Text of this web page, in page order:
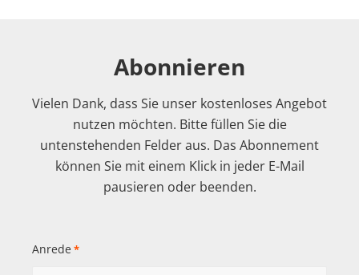
Abonnieren
Vielen Dank, dass Sie unser kostenloses Angebot
nutzen möchten. Bitte füllen Sie die
untenstehenden Felder aus. Das Abonnement
können Sie mit einem Klick in jeder E-Mail
pausieren oder beenden.
Anrede *